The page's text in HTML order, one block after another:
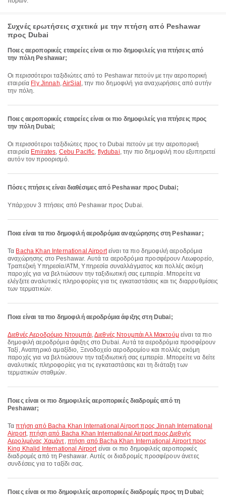
Συχνές ερωτήσεις σχετικά με την πτήση από Peshawar
προς Dubai
Ποιες αεροπορικές εταιρείες είναι οι πιο δημοφιλείς για πτήσεις από
την πόλη Peshawar;
Οι περισσότεροι ταξιδιώτες από το Peshawar πετούν με την αεροπορική
εταιρεία Fly Jinnah,AirSial , την πιο δημοφιλή για αναχωρήσεις από αυτήν
την πόλη.
Ποιες αεροπορικές εταιρείες είναι οι πιο δημοφιλείς για πτήσεις προς
την πόλη Dubai;
Οι περισσότεροι ταξιδιώτες προς το Dubai πετούν με την αεροπορική
εταιρεία Emirates, Cebu Pacific, flydubai, την πιο δημοφιλή που εξυπηρετεί
αυτόν τον προορισμό.
Πόσες πτήσεις είναι διαθέσιμες από Peshawar προς Dubai;
Υπάρχουν 3 πτήσεις από Peshawar προς Dubai.
Ποια είναι τα πιο δημοφιλή αεροδρόμια αναχώρησης στη Peshawar;
Τα Bacha Khan International Airportείναι τα πιο δημοφιλή αεροδρόμια
αναχώρησης στο Peshawar. Αυτά τα αεροδρόμια προσφέρουν Λεωφορείο,
Τραπεζική Υπηρεσία/ΑΤΜ, Υπηρεσία συναλλάγματος και πολλές ακόμη
παροχές για να βελτιώσουν την ταξιδιωτική σας εμπειρία. Μπορείτε να
ελέγξετε αναλυτικές πληροφορίες για τις εγκαταστάσεις και τις διαρρυθμίσεις
των τερματικών.
Ποια είναι τα πιο δημοφιλή αεροδρόμια άφιξης στη Dubai;
Διεθνές Αεροδρόμιο Ντουμπάι,Διεθνές Ντουμπάι Αλ Μακτούμ είναι τα πιο
δημοφιλή αεροδρόμια άφιξης στο Dubai. Αυτά τα αεροδρόμια προσφέρουν
Ταξί, Αναπηρικό αμαξίδιο, Ξενοδοχείο αεροδρομίου και πολλές ακόμη
παροχές για να βελτιώσουν την ταξιδιωτική σας εμπειρία. Μπορείτε να δείτε
αναλυτικές πληροφορίες για τις εγκαταστάσεις και τη διάταξη των
τερματικών σταθμών.
Ποιες είναι οι πιο δημοφιλείς αεροπορικές διαδρομές από τη
Peshawar;
Ταπτήση από Bacha Khan International Airport προς Jinnah International
Airport,πτήση από Bacha Khan International Airport προς Διεθνής
Αερολιμένας Χαμάντ, πτήση από Bacha Khan International Airport προς
King Khalid International Airportείναι οι πιο δημοφιλείς αεροπορικές
διαδρομές από τη Peshawar. Αυτές οι διαδρομές προσφέρουν άνετες
συνδέσεις για το ταξίδι σας.
Ποιες είναι οι πιο δημοφιλείς αεροπορικές διαδρομές προς τη Dubai;